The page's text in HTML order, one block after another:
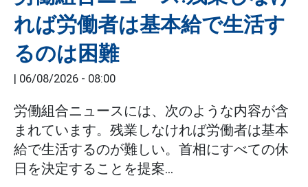
れば労働者は基本給で生活す
るのは困難
| 06/08/2026 - 08:00
労働組合ニュースには、次のような内容が含
まれています。残業しなければ労働者は基本
給で生活するのが難しい。首相にすべての休
日を決定することを提案...